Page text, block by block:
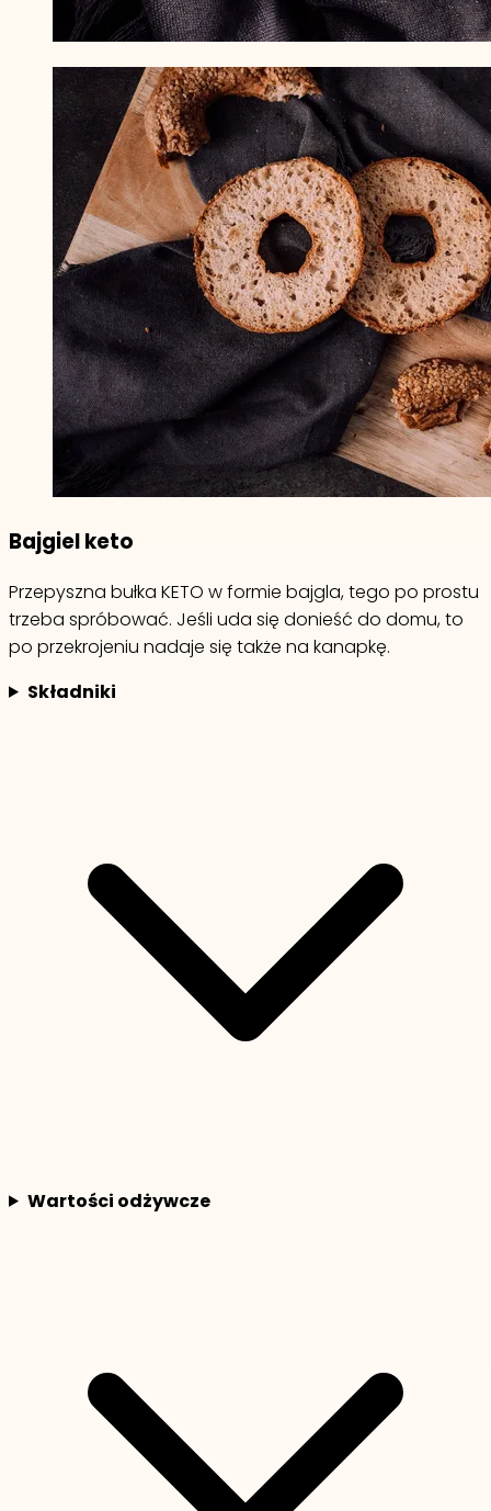
Bajgiel keto
Przepyszna bułka KETO w formie bajgla, tego po prostu
trzeba spróbować. Jeśli uda się donieść do domu, to
po przekrojeniu nadaje się także na kanapkę.
Składniki
Wartości odżywcze